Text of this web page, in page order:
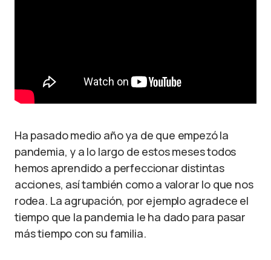
Ha pasado medio año ya de que empezó la
pandemia, y a lo largo de estos meses todos
hemos aprendido a perfeccionar distintas
acciones, así también como a valorar lo que nos
rodea. La agrupación, por ejemplo agradece el
tiempo que la pandemia le ha dado para pasar
más tiempo con su familia.